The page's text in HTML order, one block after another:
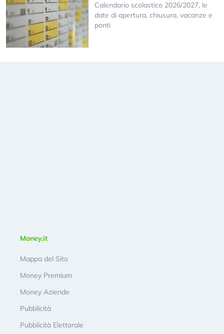
Calendario scolastico 2026/2027, le
date di apertura, chiusura, vacanze e
ponti
Money.it
Mappa del Sito
Money Premium
Money Aziende
Pubblicità
Pubblicità Elettorale